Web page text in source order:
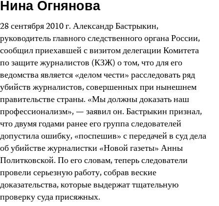
Нина Огнянова
28 сентября 2010 г. Александр Бастрыкин,
руководитель главного следственного органа России,
сообщил приехавшей с визитом делегации Комитета
по защите журналистов (КЗЖ) о том, что для его
ведомства является «делом чести» расследовать ряд
убийств журналистов, совершенных при нынешнем
правительстве страны. «Мы должны доказать наш
профессионализм», — заявил он. Бастрыкин признал,
что двумя годами ранее его группа следователей
допустила ошибку, «поспешив» с передачей в суд дела
об убийстве журналистки «Новой газеты» Анны
Политковской. По его словам, теперь следователи
провели серьезную работу, собрав веские
доказательства, которые выдержат тщательную
проверку суда присяжных.